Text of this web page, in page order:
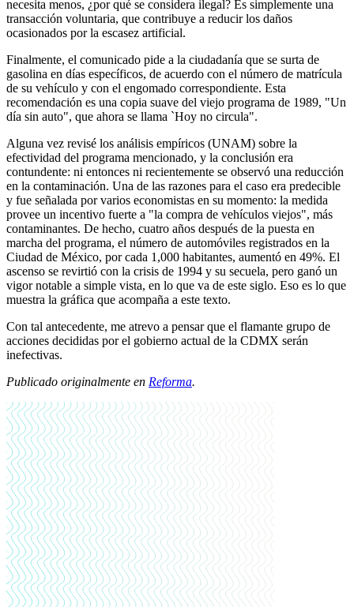
necesita menos, ¿por qué se considera ilegal? Es simplemente una
transacción voluntaria, que contribuye a reducir los daños
ocasionados por la escasez artificial.
Finalmente, el comunicado pide a la ciudadanía que se surta de
gasolina en días específicos, de acuerdo con el número de matrícula
de su vehículo y con el engomado correspondiente. Esta
recomendación es una copia suave del viejo programa de 1989, "Un
día sin auto", que ahora se llama `Hoy no circula".
Alguna vez revisé los análisis empíricos (UNAM) sobre la
efectividad del programa mencionado, y la conclusión era
contundente: ni entonces ni recientemente se observó una reducción
en la contaminación. Una de las razones para el caso era predecible
y fue señalada por varios economistas en su momento: la medida
provee un incentivo fuerte a "la compra de vehículos viejos", más
contaminantes. De hecho, cuatro años después de la puesta en
marcha del programa, el número de automóviles registrados en la
Ciudad de México, por cada 1,000 habitantes, aumentó en 49%. El
ascenso se revirtió con la crisis de 1994 y su secuela, pero ganó un
vigor notable a simple vista, en lo que va de este siglo. Eso es lo que
muestra la gráfica que acompaña a este texto.
Con tal antecedente, me atrevo a pensar que el flamante grupo de
acciones decididas por el gobierno actual de la CDMX serán
inefectivas.
Publicado originalmente en Reforma.